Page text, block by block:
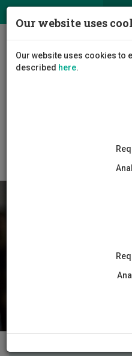
Our website uses
Our website uses cookies to
described here.